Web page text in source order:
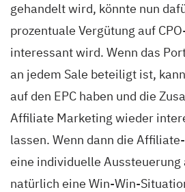
gehandelt wird, könnte nun
prozentuale Vergütung auf
interessant wird. Wenn das
an jedem Sale beteiligt ist,
auf den EPC haben und die
Affiliate Marketing wieder
lassen. Wenn dann die
eine individuelle Aussteuerung
natürlich eine Win-Win-